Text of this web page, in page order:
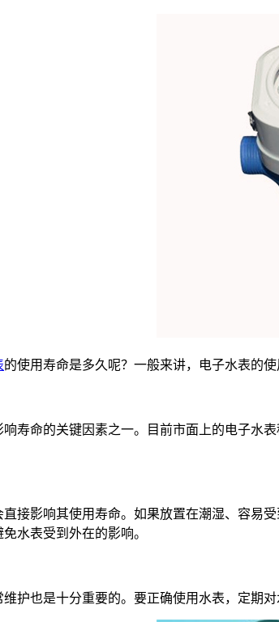
的使用寿命是多久呢？一般来讲，电子水表的
命的关键因素之一。目前市面上的电子水表
影响其使用寿命。如果放置在潮湿、容易受
水表受到外在的影响。
也是十分重要的。要正确使用水表，定期对